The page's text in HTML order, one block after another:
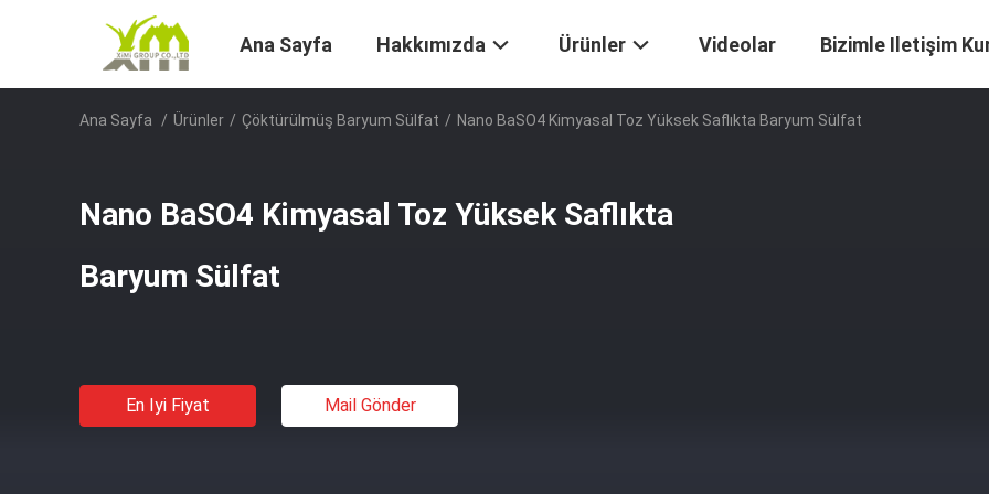
Ana Sayfa Hakkımızda Ürünler Videolar Bizimle Iletişim
Ana Sayfa / Ürünler / Çöktürülmüş Baryum Sülfat / Nano BaSO4 Kimyasal Toz Yüksek Saflıkta Baryum Sülfat
Nano BaSO4 Kimyasal Toz Yüksek Saflıkta
Baryum Sülfat
En Iyi Fiyat Mail Gönder